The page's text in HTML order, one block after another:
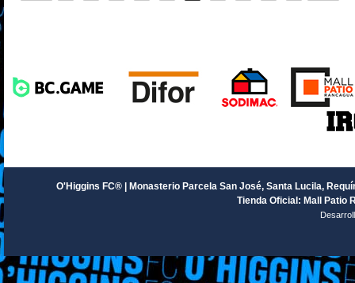
O'Higgins FC® | Monasterio Parcela San José, Santa Lucila,
Tienda Oficial: Mall Patio